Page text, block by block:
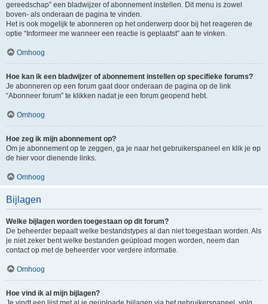
gereedschap” een bladwijzer of abonnement instellen. Dit menu is zowel
boven- als onderaan de pagina te vinden.
Het is ook mogelijk te abonneren op het onderwerp door bij het reageren de
optie “Informeer me wanneer een reactie is geplaatst” aan te vinken.
Omhoog
Hoe kan ik een bladwijzer of abonnement instellen op specifieke forums?
Je abonneren op een forum gaat door onderaan de pagina op de link
“Abonneer forum” te klikken nadat je een forum geopend hebt.
Omhoog
Hoe zeg ik mijn abonnement op?
Om je abonnement op te zeggen, ga je naar het gebruikerspaneel en klik je op
de hier voor dienende links.
Omhoog
Bijlagen
Welke bijlagen worden toegestaan op dit forum?
De beheerder bepaalt welke bestandstypes al dan niet toegestaan worden. Als
je niet zeker bent welke bestanden geüpload mogen worden, neem dan
contact op met de beheerder voor verdere informatie.
Omhoog
Hoe vind ik al mijn bijlagen?